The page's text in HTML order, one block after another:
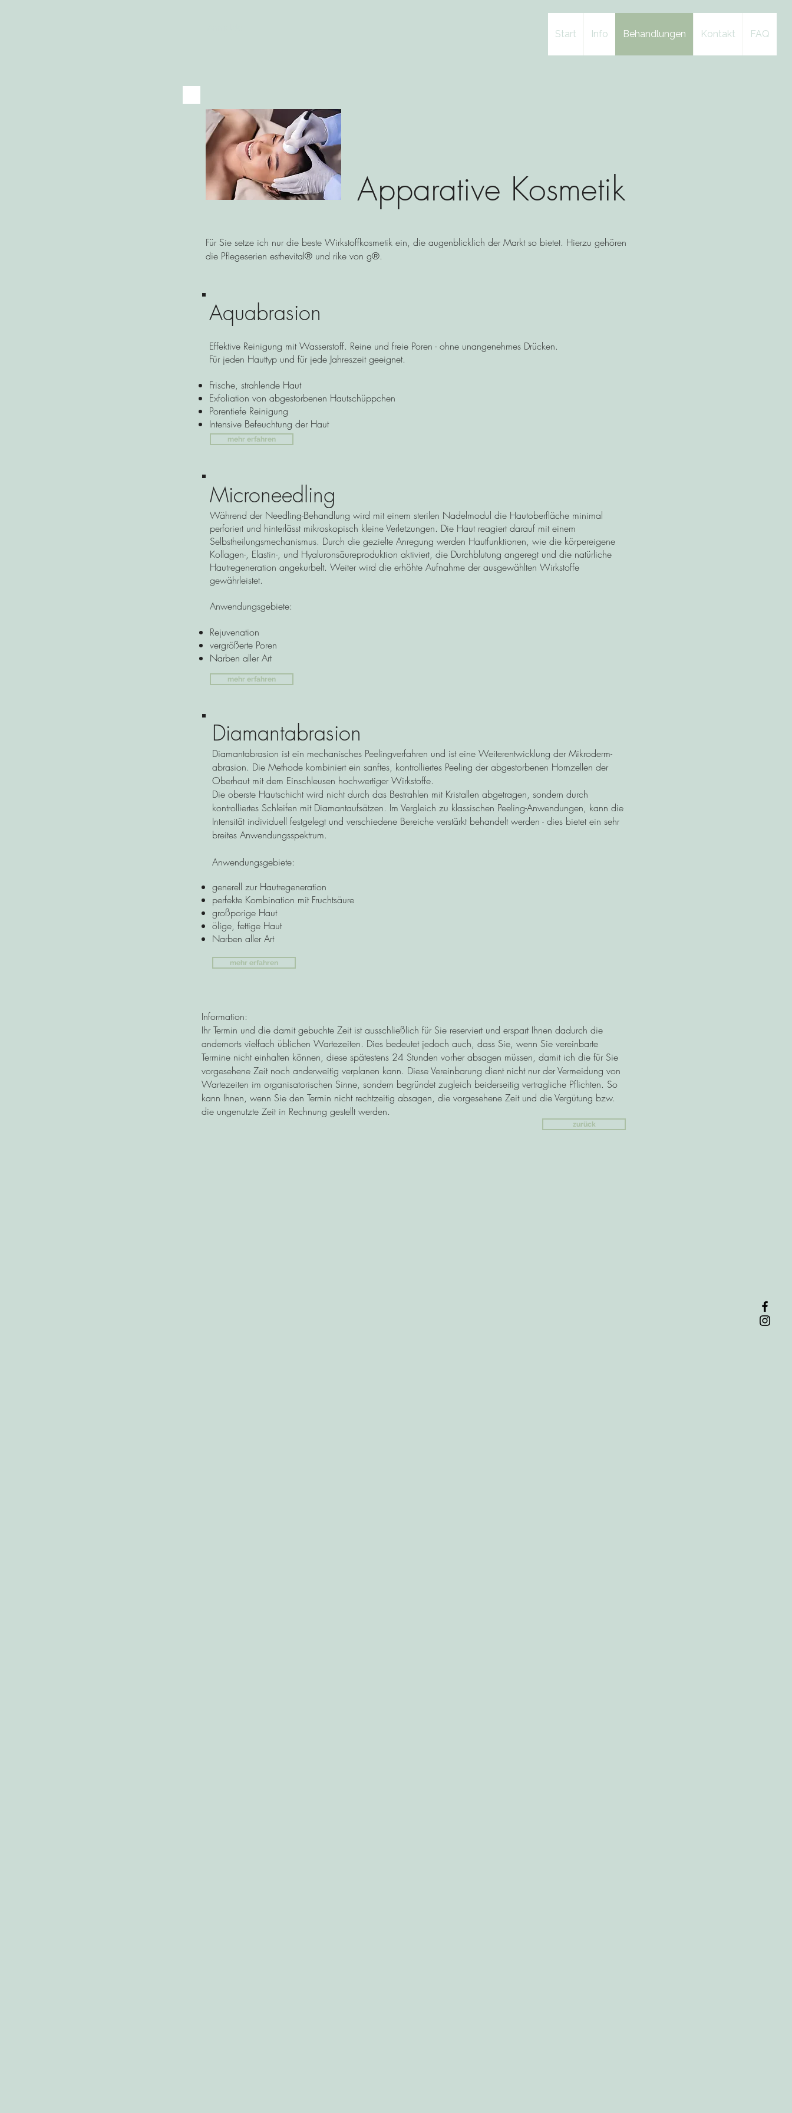
Start Info Behandlungen Kontakt FAQ
Apparative Kosmetik
Für Sie setze ich nur die beste Wirkstoffkosmetik ein, die augenblicklich der Markt so bietet. Hierzu gehören
die Pflegeserien esthevital® und rike von g®.
Aquabrasion
Effektive Reinigung mit Wasserstoff. Reine und freie Poren - ohne unangenehmes Drücken.
Für jeden Hauttyp und für jede Jahreszeit geeignet.
Frische, strahlende Haut
Exfoliation von abgestorbenen Hautschüppchen
Porentiefe Reinigung
Intensive Befeuchtung der Haut
mehr erfahren
Microneedling
Während der Needling-Behandlung wird mit einem sterilen Nadelmodul die Hautoberfläche minimal
perforiert und hinterlässt mikroskopisch kleine Verletzungen. Die Haut reagiert darauf mit einem
Selbstheilungsmechanismus. Durch die gezielte Anregung werden Hautfunktionen, wie die körpereigene
Kollagen-, Elastin-, und Hyaluronsäureproduktion aktiviert, die Durchblutung angeregt und die natürliche
Hautregeneration angekurbelt. Weiter wird die erhöhte Aufnahme der ausgewählten Wirkstoffe
gewährleistet.
Anwendungsgebiete:
Rejuvenation
vergrößerte Poren
Narben aller Art
mehr erfahren
Diamantabrasion
Diamantabrasion ist ein mechanisches Peelingverfahren und ist eine Weiterentwicklung der Mikroderm-
abrasion. Die Methode kombiniert ein sanftes, kontrolliertes Peeling der abgestorbenen Hornzellen der
Oberhaut mit dem Einschleusen hochwertiger Wirkstoffe.
Die oberste Hautschicht wird nicht durch das Bestrahlen mit Kristallen abgetragen, sondern durch
kontrolliertes Schleifen mit Diamantaufsätzen. Im Vergleich zu klassischen Peeling-Anwendungen, kann die
Intensität individuell festgelegt und verschiedene Bereiche verstärkt behandelt werden - dies bietet ein sehr
breites Anwendungsspektrum.
Anwendungsgebiete:
generell zur Hautregeneration
perfekte Kombination mit Fruchtsäure
großporige Haut
ölige, fettige Haut
Narben aller Art
mehr erfahren
Information:
Ihr Termin und die damit gebuchte Zeit ist ausschließlich für Sie reserviert und erspart Ihnen dadurch die
andernorts vielfach üblichen Wartezeiten. Dies bedeutet jedoch auch, dass Sie, wenn Sie vereinbarte
Termine nicht einhalten können, diese spätestens 24 Stunden vorher absagen müssen, damit ich die für Sie
vorgesehene Zeit noch anderweitig verplanen kann. Diese Vereinbarung dient nicht nur der Vermeidung von
Wartezeiten im organisatorischen Sinne, sondern begründet zugleich beiderseitig vertragliche Pflichten. So
kann Ihnen, wenn Sie den Termin nicht rechtzeitig absagen, die vorgesehene Zeit und die Vergütung bzw.
die ungenutzte Zeit in Rechnung gestellt werden.
zurück